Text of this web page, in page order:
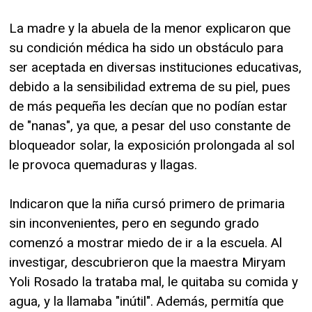
La madre y la abuela de la menor explicaron que
su condición médica ha sido un obstáculo para
ser aceptada en diversas instituciones educativas,
debido a la sensibilidad extrema de su piel, pues
de más pequeña les decían que no podían estar
de "nanas", ya que, a pesar del uso constante de
bloqueador solar, la exposición prolongada al sol
le provoca quemaduras y llagas.
Indicaron que la niña cursó primero de primaria
sin inconvenientes, pero en segundo grado
comenzó a mostrar miedo de ir a la escuela. Al
investigar, descubrieron que la maestra Miryam
Yoli Rosado la trataba mal, le quitaba su comida y
agua, y la llamaba "inútil". Además, permitía que